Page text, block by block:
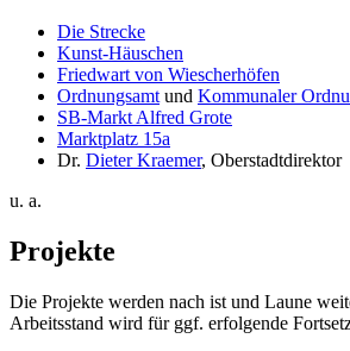
Die Strecke
Kunst-Häuschen
Friedwart von Wiescherhöfen
Ordnungsamt und Kommunaler
SB-Markt Alfred Grote
Marktplatz 15a
Dr. Dieter Kraemer, Oberstadtdirektor
u. a.
Projekte
Die Projekte werden nach ist und Laune
Arbeitsstand wird für ggf. erfolgende